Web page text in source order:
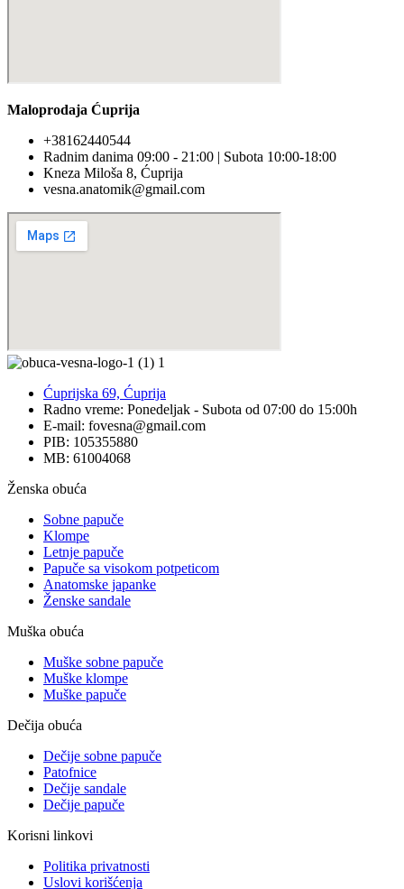
Maloprodaja Ćuprija
+38162440544
Radnim danima 09:00 - 21:00 | Subota 10:00-18:00
Kneza Miloša 8, Ćuprija
vesna.anatomik@gmail.com​
Ćuprijska 69, Ćuprija
Radno vreme: Ponedeljak - Subota od 07:00 do 15:00h
E-mail: fovesna@gmail.com
PIB: 105355880
MB: 61004068
Ženska obuća
Sobne papuče
Klompe
Letnje papuče
Papuče sa visokom potpeticom
Anatomske japanke
Ženske sandale
Muška obuća
Muške sobne papuče
Muške klompe
Muške papuče
Dečija obuća
Dečije sobne papuče
Patofnice
Dečije sandale
Dečije papuče
Korisni linkovi
Politika privatnosti
Uslovi korišćenja